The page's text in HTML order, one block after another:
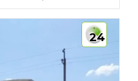
24